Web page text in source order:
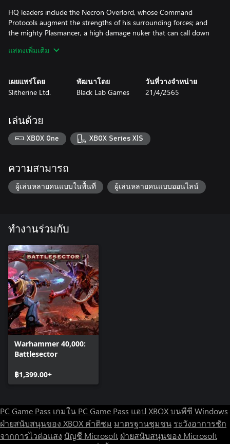
HQ leaders include the Necron Overlord, whose Command
Protocols augment the strengths of his surrounding forces; and
the mighty Plasmancer, a high damage nuker that can call down
The Necrons have many tools to dominate the battlefield.
Warriors and Immortals march relentlessly on the opponent,
Praetorians provide tactical flexibility for any situation.
The pinpoint accuracy of the Deathmarks and Hexmark
Destroyers will force your opponents to find cover. However, the
devastating charge of the Skorpekh Destroyers will break even
Heavy Lokhust Destroyers provide devastating strikes across the
outmanoeuvre the lesser races or rain death from the skies with
แสดงเพิ่มเติม
เผยแพร่โดย
Slitherine Ltd.
พัฒนาโดย
Black Lab Games
วันที่วางจำหน่าย
21/4/2565
เล่นด้วย
XBOX One XBOX Series X|S
ความสามารถ
ผู้เล่นหลายคนแบบในพื้นที่ ผู้เล่นหลายคนแบบออนไลน์
ทำงานร่วมกับ
Warhammer 40,000:
Battlesector
฿1,399.00+
PC Game Pass เกมใน PC Game Pass แอป XBOX บนพีซี Windows
ฝ่ายสนับสนุนของ XBOX คำติชม มาตรฐานชุมชน ระวังอาการชัก
จากการไวต่อแสง บัญชี Microsoft ฝ่ายสนับสนุนของ Microsoft